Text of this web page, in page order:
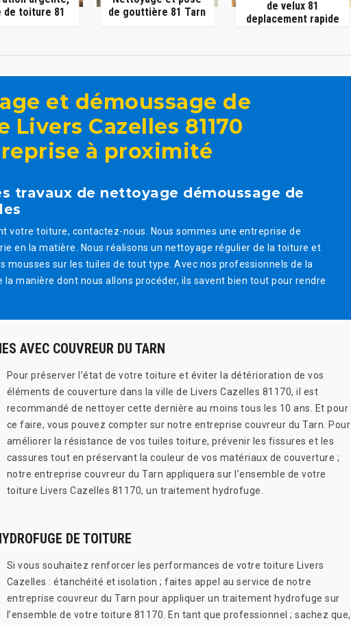
de toiture 81
de gouttière 81 Tarn
de velux 81
deplacement rapide
et démoussage de
Livers Cazelles 81170
à proximité
travaux de nettoyage démoussage de
votre toiture, contactez-nous. Nous sommes une entreprise de
en la matière. Nous réalisons un nettoyage régulier de la toiture et
mousses sur les tuiles de tout type. Avec nos professionnels de la
manière dont nous allons procéder, ils savent bien tout pour rendre
AVEC COUVREUR DU TARN
Pour préserver l’état de votre toiture et éviter la détérioration de vos
éléments de couverture dans la ville de Livers Cazelles 81170, il est
recommandé de nettoyer cette dernière au moins tous les 10 ans. Et pour
ce faire, vous pouvez compter sur notre entreprise couvreur du Tarn. Pour
améliorer la résistance de vos tuiles toiture, prévenir les fissures et les
cassures tout en préservant la couleur de vos matériaux de couverture ;
notre entreprise couvreur du Tarn appliquera sur l’ensemble de votre
toiture Livers Cazelles 81170, un traitement hydrofuge.
DE TOITURE
Si vous souhaitez renforcer les performances de votre toiture Livers
Cazelles : étanchéité et isolation ; faites appel au service de notre
entreprise couvreur du Tarn pour appliquer un traitement hydrofuge sur
l’ensemble de votre toiture 81170. En tant que professionnel ; sachez que,